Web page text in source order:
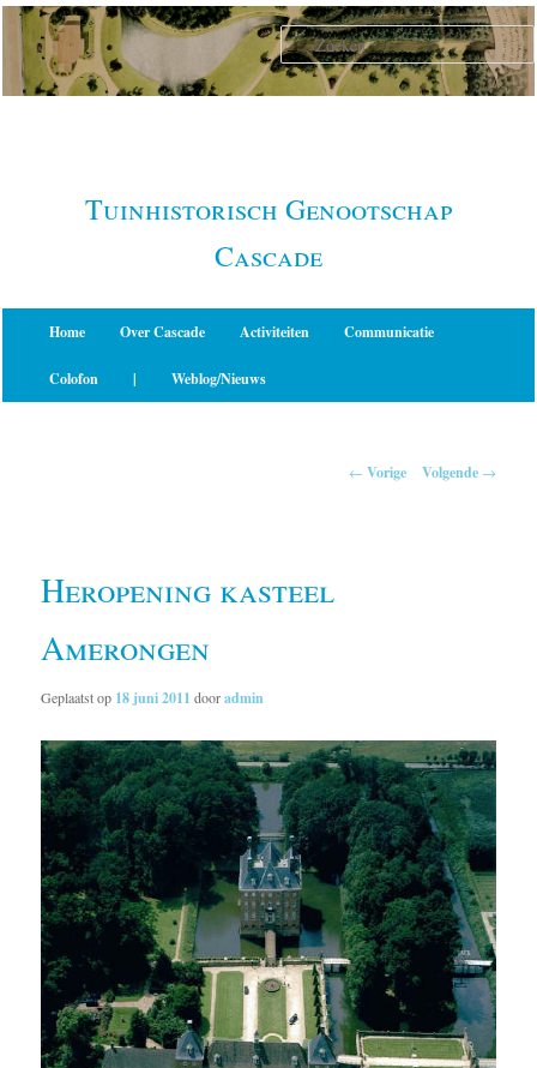
Spring
naar
primaire
Tuinhistorisch Genootschap
Cascade
Home Over Cascade Activiteiten Communicatie
Colofon | Weblog/Nieuws
← Vorige Volgende →
Heropening kasteel
Amerongen
Geplaatst op 18 juni 2011 dooradmin